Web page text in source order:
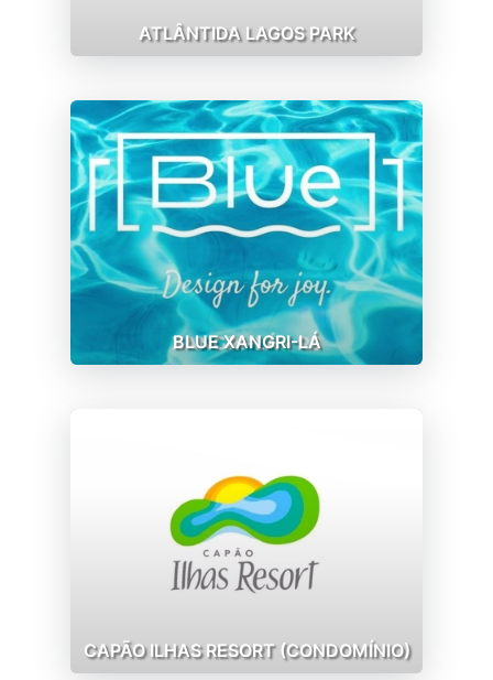
ATLÂNTIDA LAGOS PARK
BLUE XANGRI-LÁ
CAPÃO ILHAS RESORT (CONDOMÍNIO)